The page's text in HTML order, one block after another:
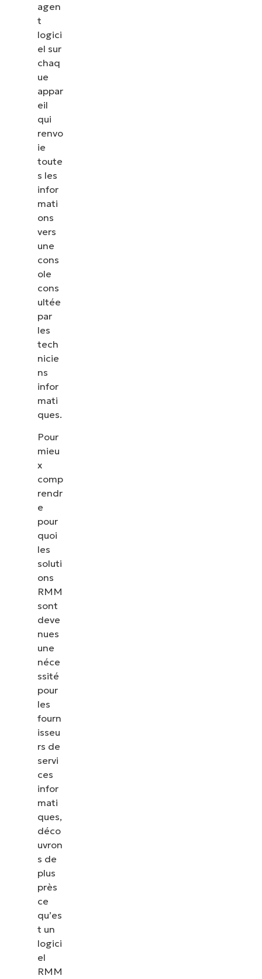
agen
t
logici
el sur
chaq
ue
appar
eil
qui
renvo
ie
toute
s les
infor
mati
ons
vers
une
cons
ole
cons
ultée
par
les
tech
nicie
ns
infor
mati
ques.
Pour
mieu
x
comp
rendr
e
pour
quoi
les
soluti
ons
RMM
sont
deve
nues
une
néce
ssité
pour
les
fourn
isseu
rs de
servi
ces
infor
mati
ques,
déco
uvron
s de
plus
près
ce
qu’es
t un
logici
el
RMM